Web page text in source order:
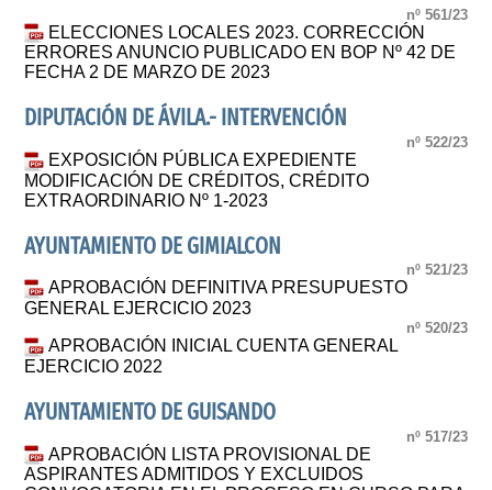
nº 561/23
ELECCIONES LOCALES 2023. CORRECCIÓN
ERRORES ANUNCIO PUBLICADO EN BOP Nº 42 DE
FECHA 2 DE MARZO DE 2023
DIPUTACIÓN DE ÁVILA.- INTERVENCIÓN
nº 522/23
EXPOSICIÓN PÚBLICA EXPEDIENTE
MODIFICACIÓN DE CRÉDITOS, CRÉDITO
EXTRAORDINARIO Nº 1-2023
AYUNTAMIENTO DE GIMIALCON
nº 521/23
APROBACIÓN DEFINITIVA PRESUPUESTO
GENERAL EJERCICIO 2023
nº 520/23
APROBACIÓN INICIAL CUENTA GENERAL
EJERCICIO 2022
AYUNTAMIENTO DE GUISANDO
nº 517/23
APROBACIÓN LISTA PROVISIONAL DE
ASPIRANTES ADMITIDOS Y EXCLUIDOS